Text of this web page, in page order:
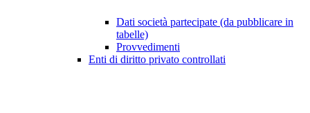
Dati società partecipate (da pubblicare in
tabelle)
Provvedimenti
Enti di diritto privato controllati